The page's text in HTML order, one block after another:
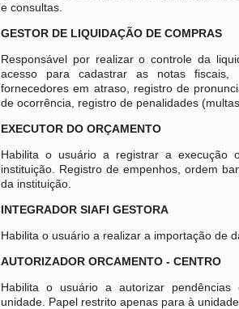
e consultas.
GESTOR DE LIQUIDAÇÃO DE COMPRAS
Responsável por realizar o controle da
acesso para cadastrar as notas fiscais,
fornecedores em atraso, registro de
de ocorrência, registro de penalidades
EXECUTOR DO ORÇAMENTO
Habilita o usuário a registrar a execução
instituição. Registro de empenhos, ordem
da instituição.
INTEGRADOR SIAFI GESTORA
Habilita o usuário a realizar a importação de
AUTORIZADOR ORCAMENTO - CENTRO
Habilita o usuário a autorizar pendências
unidade. Papel restrito apenas para à